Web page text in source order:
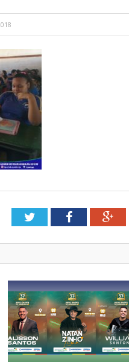
TwitterFacebook